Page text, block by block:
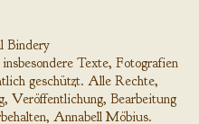
Texte, Fotografien
geschützt. Alle Rechte,
Veröffentlichung, Bearbeitung
Annabell Möbius.